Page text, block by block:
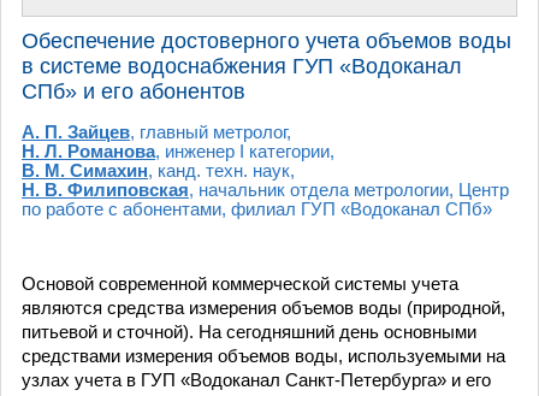
Обеспечение достоверного учета объемов воды
в системе водоснабжения ГУП «Водоканал
СПб» и его абонентов
А. П. Зайцев, главный метролог,
Н. Л. Романова, инженер I категории,
В. М. Симахин, канд. техн. наук,
Н. В. Филиповская, начальник отдела метрологии, Центр
по работе с абонентами, филиал ГУП «Водоканал СПб»
Основой современной коммерческой системы учета
являются средства измерения объемов воды (природной,
питьевой и сточной). На сегодняшний день основными
средствами измерения объемов воды, используемыми на
узлах учета в ГУП «Водоканал Санкт-Петербурга» и его